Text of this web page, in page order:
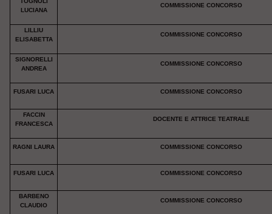
LUCIANA
COMMISSIONE CONCORSO
LILLIU
ELISABETTA
COMMISSIONE CONCORSO
SIGNORELLI
ANDREA
COMMISSIONE CONCORSO
FUSARI LUCA COMMISSIONE CONCORSO
FACCIN
FRANCESCA
DOCENTE E ATTRICE TEATRALE
RAGNI LAURA COMMISSIONE CONCORSO
FUSARI LUCA COMMISSIONE CONCORSO
BARBENO
CLAUDIO
COMMISSIONE CONCORSO